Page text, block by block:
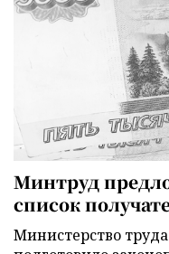
Минтруд
список
Министерство